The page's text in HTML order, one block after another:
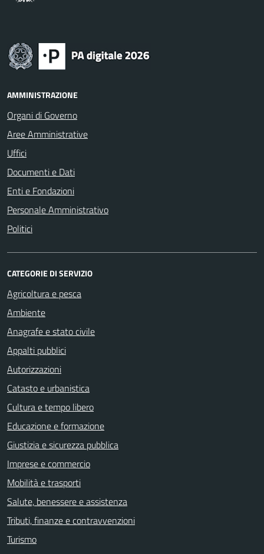
AMMINISTRAZIONE
Organi di Governo
Aree Amministrative
Uffici
Documenti e Dati
Enti e Fondazioni
Personale Amministrativo
Politici
CATEGORIE DI SERVIZIO
Agricoltura e pesca
Ambiente
Anagrafe e stato civile
Appalti pubblici
Autorizzazioni
Catasto e urbanistica
Cultura e tempo libero
Educazione e formazione
Giustizia e sicurezza pubblica
Imprese e commercio
Mobilità e trasporti
Salute, benessere e assistenza
Tributi, finanze e contravvenzioni
Turismo